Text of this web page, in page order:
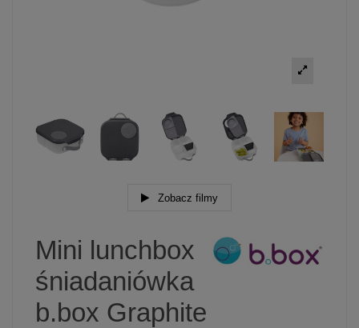
Zobacz filmy
Mini lunchbox
śniadaniówka
b.box Graphite